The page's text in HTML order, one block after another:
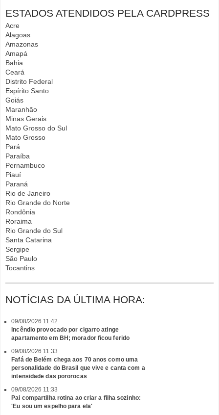
ESTADOS ATENDIDOS PELA CARDPRESS
Acre
Alagoas
Amazonas
Amapá
Bahia
Ceará
Distrito Federal
Espírito Santo
Goiás
Maranhão
Minas Gerais
Mato Grosso do Sul
Mato Grosso
Pará
Paraíba
Pernambuco
Piauí
Paraná
Rio de Janeiro
Rio Grande do Norte
Rondônia
Roraima
Rio Grande do Sul
Santa Catarina
Sergipe
São Paulo
Tocantins
NOTÍCIAS DA ÚLTIMA HORA:
09/08/2026 11:42
Incêndio provocado por cigarro atinge
apartamento em BH; morador ficou ferido
09/08/2026 11:33
Fafá de Belém chega aos 70 anos como uma
personalidade do Brasil que vive e canta com a
intensidade das pororocas
09/08/2026 11:33
Pai compartilha rotina ao criar a filha sozinho:
'Eu sou um espelho para ela'